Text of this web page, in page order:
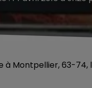
à Montpellier, 63-74,